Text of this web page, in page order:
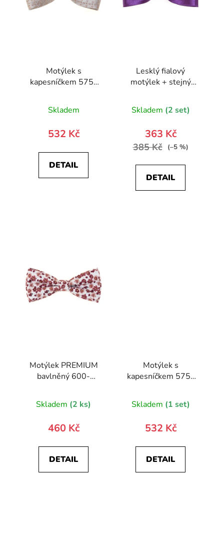
Motýlek s
kapesníčkem 575-
Skladem
532 Kč
DETAIL
Lesklý fialový
motýlek + stejný
Skladem (2 set)
363 Kč
385 Kč (–5 %)
DETAIL
Motýlek PREMIUM
bavlněný 600-
Skladem (2 ks)
460 Kč
DETAIL
Motýlek s
kapesníčkem 575-
Skladem (1 set)
532 Kč
DETAIL